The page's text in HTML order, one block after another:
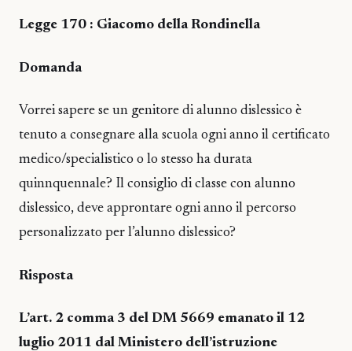
Legge 170 : Giacomo della Rondinella
Domanda
Vorrei sapere se un genitore di alunno dislessico è
tenuto a consegnare alla scuola ogni anno il certificato
medico/specialistico o lo stesso ha durata
quinnquennale? Il consiglio di classe con alunno
dislessico, deve approntare ogni anno il percorso
personalizzato per l’alunno dislessico?
Risposta
L’art. 2 comma 3 del DM 5669 emanato il 12
luglio 2011 dal Ministero dell’istruzione